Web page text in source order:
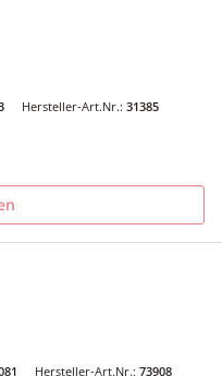
Hersteller-Art.Nr.: 31385
Hersteller-Art.Nr.: 73908